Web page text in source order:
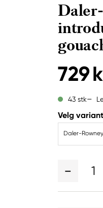
729
43 stk
Velg
1